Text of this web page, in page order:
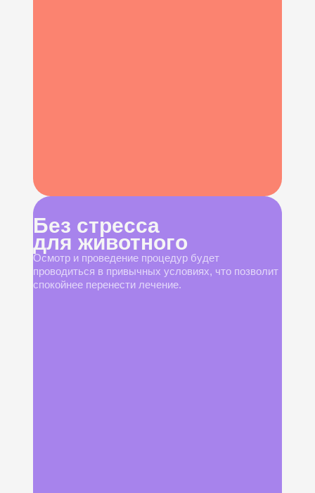
Без стресса
для животного
Осмотр и проведение процедур будет
проводиться в привычных условиях, что позволит
спокойнее перенести лечение.